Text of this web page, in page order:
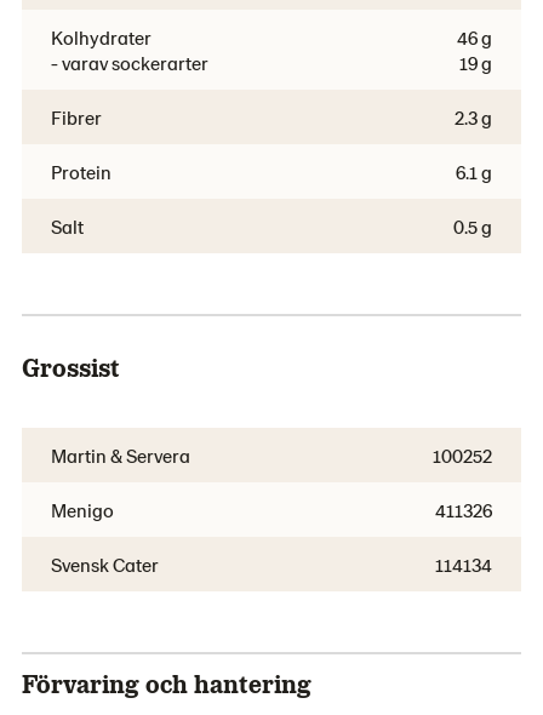
Förvaring och hantering
Kolhydrater
- varav sockerarter
46 g
19 g
Fibrer 2.3 g
Protein 6.1 g
Salt 0.5 g
Grossist
Martin & Servera 100252
Menigo 411326
Svensk Cater 114134